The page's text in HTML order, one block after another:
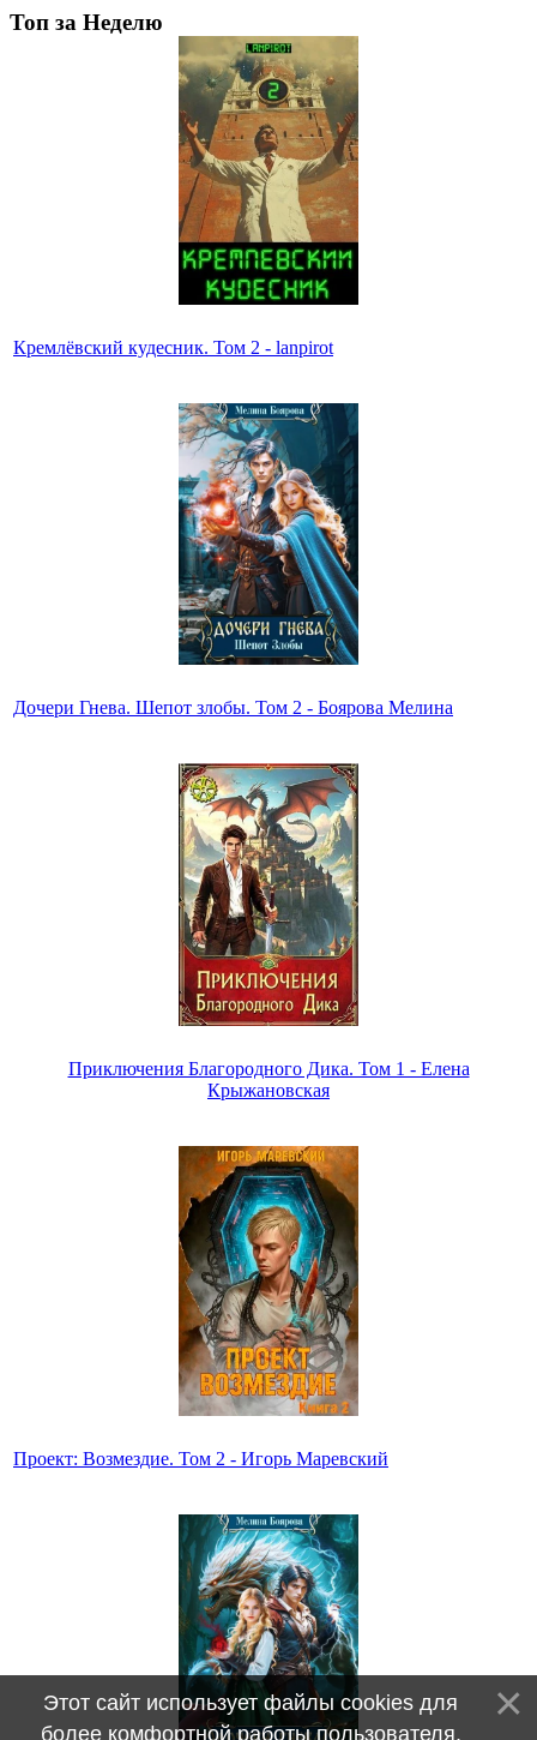
Топ за Неделю
Кремлёвский кудесник. Том 2 - lanpirot
Дочери Гнева. Шепот злобы. Том 2 - Боярова Мелина
Приключения Благородного Дика. Том 1 - Елена
Крыжановская
Проект: Возмездие. Том 2 - Игорь Маревский
Этот сайт использует файлы cookies для
более комфортной работы пользователя.